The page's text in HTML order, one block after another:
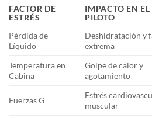
FACTOR DE
ESTRÉS
IMPACTO EN EL
PILOTO
Pérdida de
Líquido
Deshidratación y
extrema
Temperatura en
Cabina
Golpe de calor y
agotamiento
Fuerzas G
Estrés
muscular